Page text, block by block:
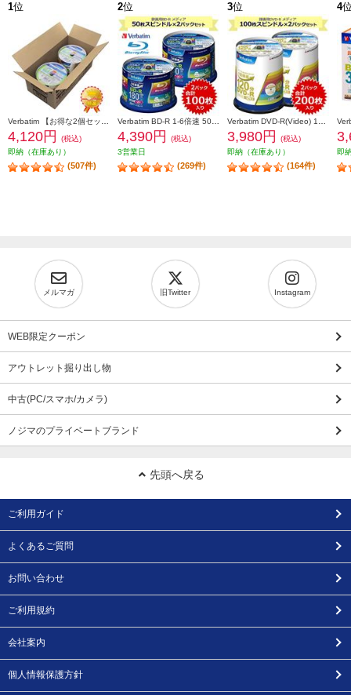
1位
Verbatim 【お得な2個セット&安心梱包】映像用/BD-R/50枚パック2個セット/25GB/6倍速対応/インクジェット対応ワイド VBR130RP50V1X2
4,120円
(税込)
即納（在庫あり）
(507件)
2位
Verbatim BD-R 1-6倍速 50枚スピンドルケース インクジェットプリンタ対応 2個セット VBR130RP50V4-2-ESET
4,390円
(税込)
3営業日
(269件)
3位
Verbatim DVD-R(Video) 1回録画用 120分 1-16倍速 100枚スピンドルケース 2個セット VHR12JP100V4-2-ESET
3,980円
(税込)
即納（在庫あり）
(164件)
4
即
メルマガ 旧Twitter Instagram
WEB限定クーポン
アウトレット掘り出し物
中古(PC/スマホ/カメラ)
ノジマのプライベートブランド
先頭へ戻る
ご利用ガイド
よくあるご質問
お問い合わせ
ご利用規約
会社案内
個人情報保護方針